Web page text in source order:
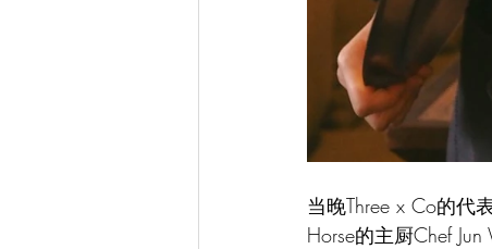
当晚Three x Co的代
Horse的主厨Chef Jun